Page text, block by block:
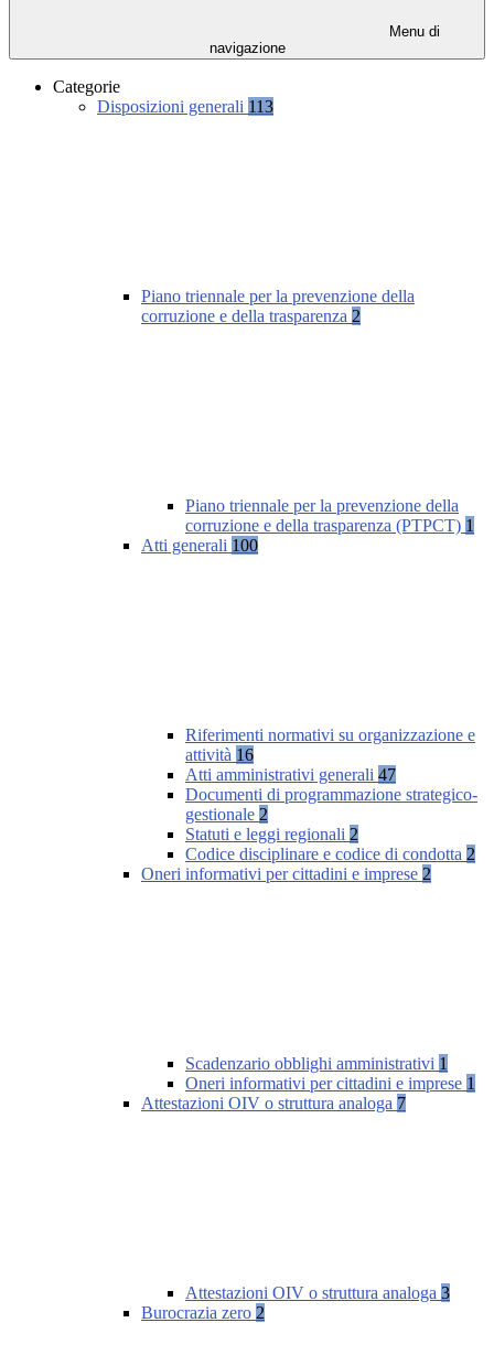
Menu di
navigazione
Categorie
Disposizioni generali 113
Piano triennale per la prevenzione della
corruzione e della trasparenza 2
Piano triennale per la prevenzione della
corruzione e della trasparenza (PTPCT) 1
Atti generali 100
Riferimenti normativi su organizzazione e
attività 16
Atti amministrativi generali 47
Documenti di programmazione strategico-
gestionale 2
Statuti e leggi regionali 2
Codice disciplinare e codice di condotta 2
Oneri informativi per cittadini e imprese 2
Scadenzario obblighi amministrativi 1
Oneri informativi per cittadini e imprese 1
Attestazioni OIV o struttura analoga 7
Attestazioni OIV o struttura analoga 3
Burocrazia zero 2